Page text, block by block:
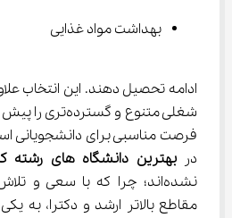
بهداشت مواد غذایی
فرصت مناسبی برای دانشجویانی
در بهترین دانشگاه های رشته